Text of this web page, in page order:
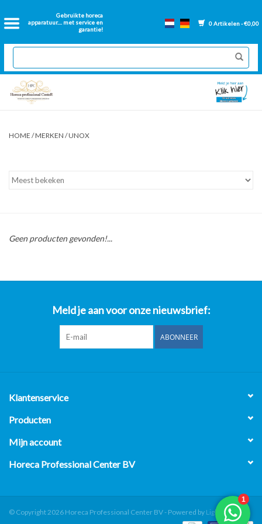
Gebruikte horeca
apparatuur.... met service en
garantie!
0 Artikelen - €0,00
Home
2dehands Horeca
Nieuwe apparatuur
Onderdelen bakwanden
Over ons
HOME /MERKEN /UNOX
Geen producten gevonden!...
Meld je aan voor onze nieuwsbrief:
ABONNEER
Klantenservice
Producten
Mijn account
Horeca Professional Center BV
© Copyright 2026 Horeca Professional Center BV - Powered by Lightspeed